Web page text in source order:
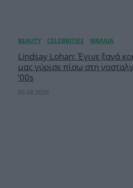
Lindsay Lohan: Έγινε ξανά
μας γύρισε πίσω στη
’00s
06.08.2026